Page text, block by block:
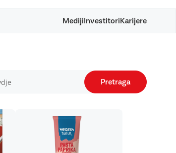
Mediji Investitori Karijere
Pretraga